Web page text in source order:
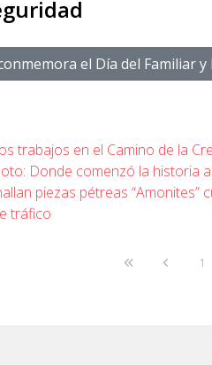
el Día del Familiar
trabajos en el Camino de la
Donde comenzó la historia
piezas pétreas
tráfico
1